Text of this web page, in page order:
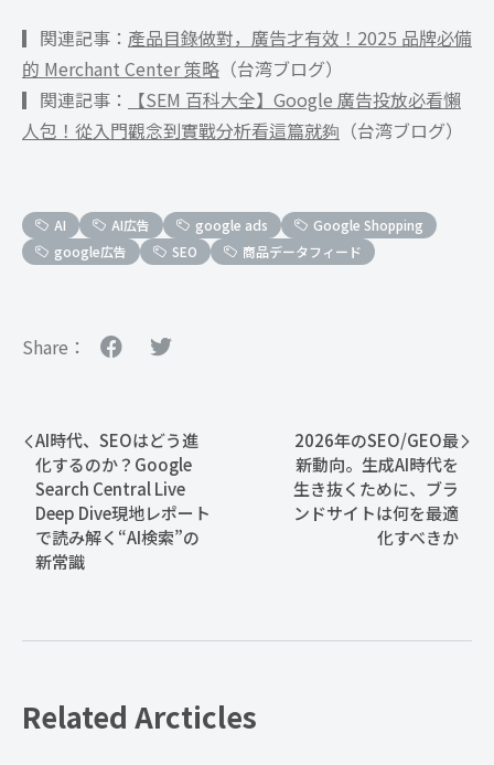
▎関連記事： 產品目錄做對，廣告才有效！2025 品牌必備
的 Merchant Center 策略 （台湾ブログ）
▎関連記事：
【SEM 百科大全】Google 廣告投放必看懶
人包！從入門觀念到實戰分析看這篇就夠 （台湾ブログ）
AI AI広告 google ads
Google Shopping
google広告
SEO 商品データフィード
Share：
AI時代、SEOはどう進
化するのか？Google
Search Central Live
Deep Dive現地レポート
で読み解く“AI検索”の
新常識
2026年のSEO/GEO最
新動向。生成AI時代を
生き抜くために、ブラ
ンドサイトは何を最適
化すべきか
Related Arcticles